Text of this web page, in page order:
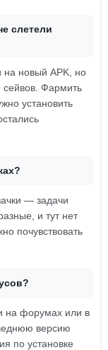
слетели
новый APK, но
сейвов. Фармить
установить
— задачи
и тут нет
почувствовать
на форумах или в
версию
по установке